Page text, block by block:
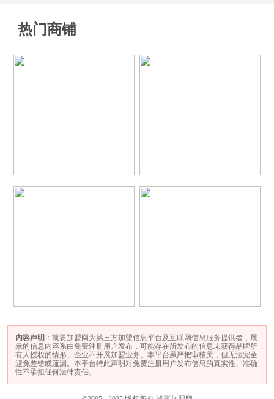
热门商铺
内容声明 ：就要加盟网为第三方加盟信息平台及互联网信息服务提供者，展
示的信息内容系由免费注册用户发布，可能存在所发布的信息未获得品牌所
有人授权的情形、企业不开展加盟业务。本平台虽严把审核关，但无法完全
避免差错或疏漏。本平台特此声明对免费注册用户发布信息的真实性、准确
性不承担任何法律责任。